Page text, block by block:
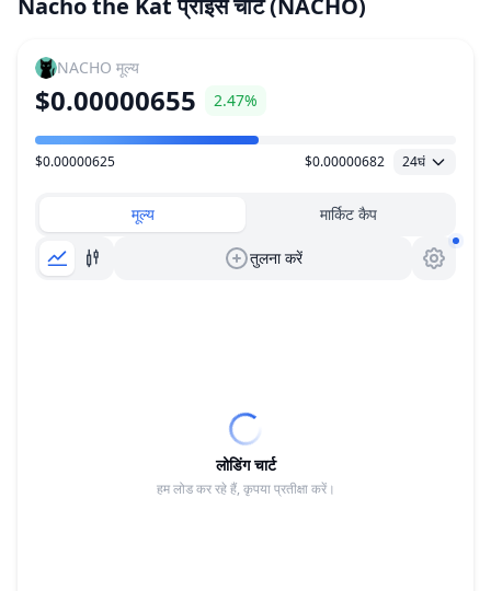
Nacho the Kat प्राइस चार्ट (NACHO)
NACHO मूल्य
$0.00000655 2.47%
मूल्य सीमा
$0.00000625 $0.00000682 24घं
मूल्य मार्किट कैप
तुलना करें
लोडिंग चार्ट
हम लोड कर रहे हैं, कृपया प्रतीक्षा करें।